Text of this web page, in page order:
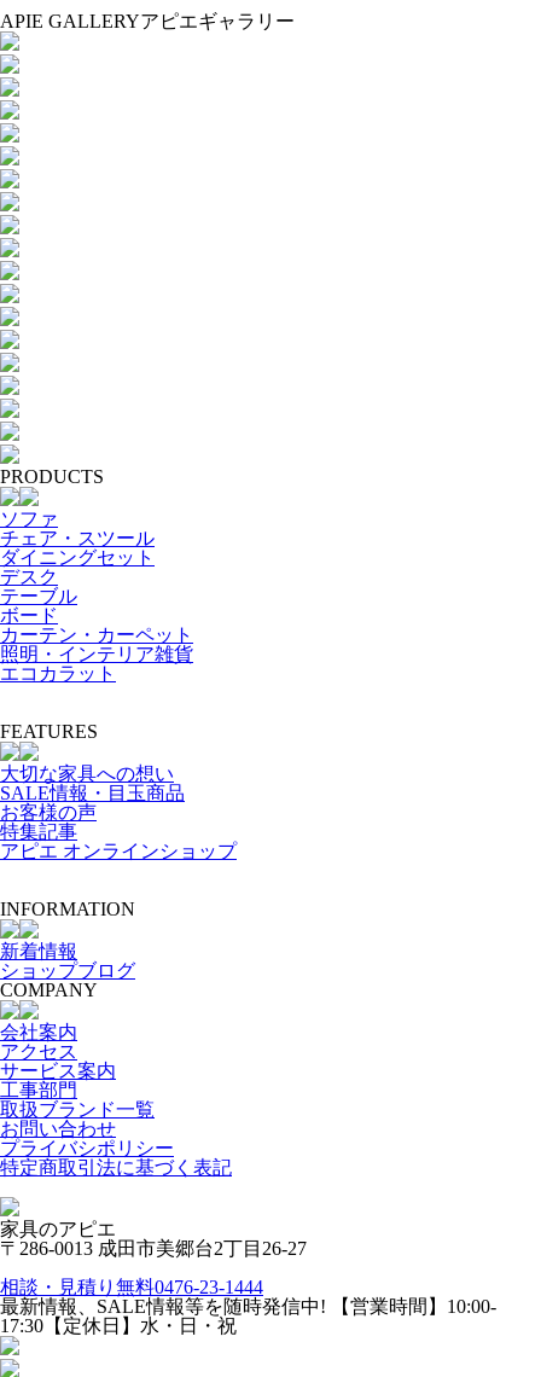
APIE GALLERYアピエギャラリー
PRODUCTS
ソファ
チェア・スツール
ダイニングセット
デスク
テーブル
ボード
カーテン・カーペット
照明・インテリア雑貨
エコカラット
FEATURES
大切な家具への想い
SALE情報・目玉商品
お客様の声
特集記事
アピエ オンラインショップ
INFORMATION
新着情報
ショップブログ
COMPANY
会社案内
アクセス
サービス案内
工事部門
取扱ブランド一覧
お問い合わせ
プライバシポリシー
特定商取引法に基づく表記
家具のアピエ
〒286-0013 成田市美郷台2丁目26-27
相談・見積り無料0476-23-1444
最新情報、SALE情報等を随時発信中!
【営業時間】 10:00-
17:30 【定休日】 水・日・祝